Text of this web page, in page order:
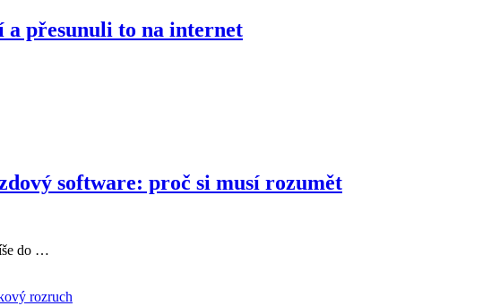
a přesunuli to na internet
software: proč si musí rozumět
do …